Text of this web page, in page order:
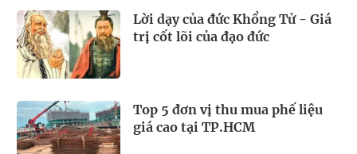
Lời dạy của đức Khổng Tử - Giá
trị cốt lõi của đạo đức
Top 5 đơn vị thu mua phế liệu
giá cao tại TP.HCM